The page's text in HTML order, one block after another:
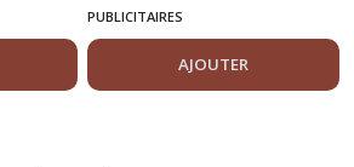
PUBLICITAIRES
AJOUTER